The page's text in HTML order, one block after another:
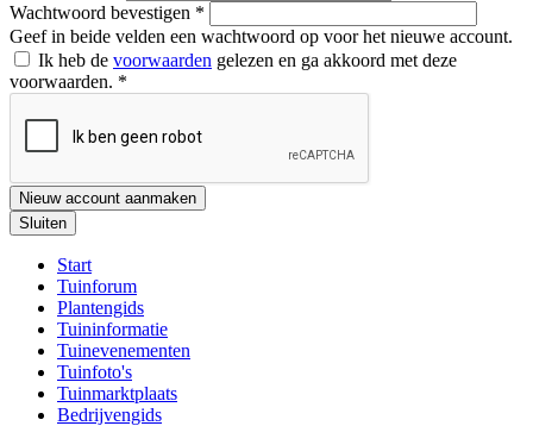
Wachtwoord bevestigen *
Geef in beide velden een wachtwoord op voor het nieuwe account.
Ik heb de voorwaarden gelezen en ga akkoord met deze
voorwaarden. *
Nieuw account aanmaken
Sluiten
Start
Tuinforum
Plantengids
Tuininformatie
Tuinevenementen
Tuinfoto's
Tuinmarktplaats
Bedrijvengids